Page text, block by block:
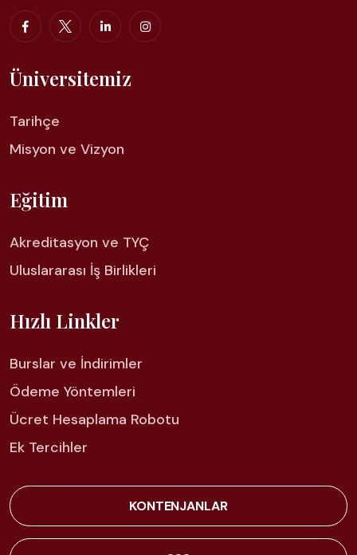
Üniversitemiz
Tarihçe
Misyon ve Vizyon
Eğitim
Akreditasyon ve TYÇ
Uluslararası İş Birlikleri
Hızlı Linkler
Burslar ve İndirimler
Ödeme Yöntemleri
Ücret Hesaplama Robotu
Ek Tercihler
KONTENJANLAR